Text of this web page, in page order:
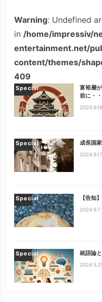
Warning: Undefined
in /home/impressiv/
entertainment.net/
content/themes/
409
Special
富裕層
前に・・
2024.9.18
Special 成長国
2024.9.17
Special 【告知
2024.9.7
Special 統語論